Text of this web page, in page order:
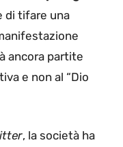
di tifare una
ancora partite
e non al “Dio
, la società ha